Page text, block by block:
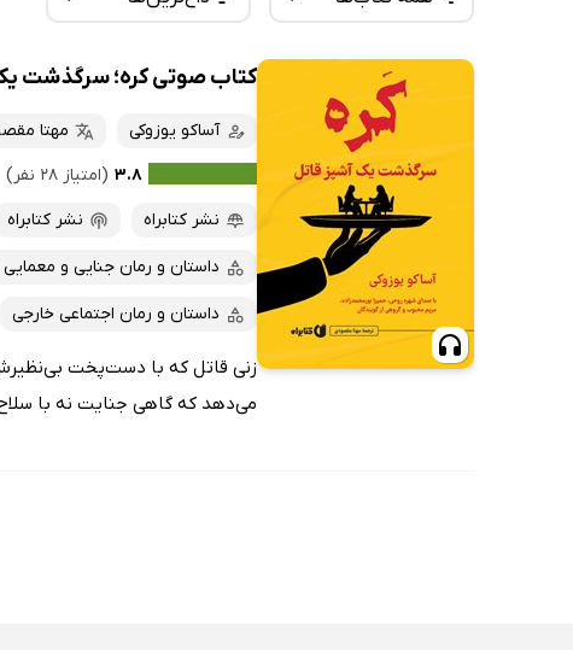
تازه‌ها
داغ‌ترین‌ها
پربحث‌ها
ارزان ترین‌ها
همه کتاب‌ها
کتاب‌های صوتی
کتاب‌های متنی
کتاب صوتی کره؛ سرگذشت
آساکو یوزوکی
مهتا
۳.۸ (امتیاز ۲۸ نفر)
نشر کتابراه
نشر کتابراه
داستان و رمان جنایی و
داستان و رمان اجتماعی خارجی
زنی قاتل که با دست‌پخت بی‌نظیرش
می‌دهد که گاهی جنایت نه با